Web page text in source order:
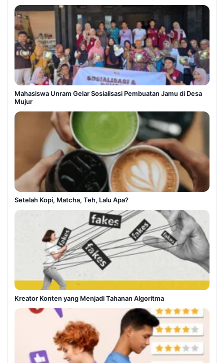
Mahasiswa Unram Gelar Sosialisasi Pembuatan Jamu di Desa
Mujur
Setelah Kopi, Matcha, Teh, Lalu Apa?
Kreator Konten yang Menjadi Tahanan Algoritma